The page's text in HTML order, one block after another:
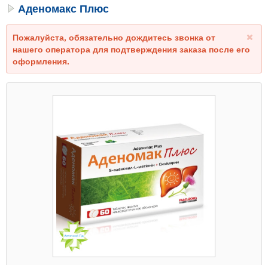
Аденомакс Плюс
Пожалуйста, обязательно дождитесь звонка от
нашего оператора для подтверждения заказа после его
оформления.